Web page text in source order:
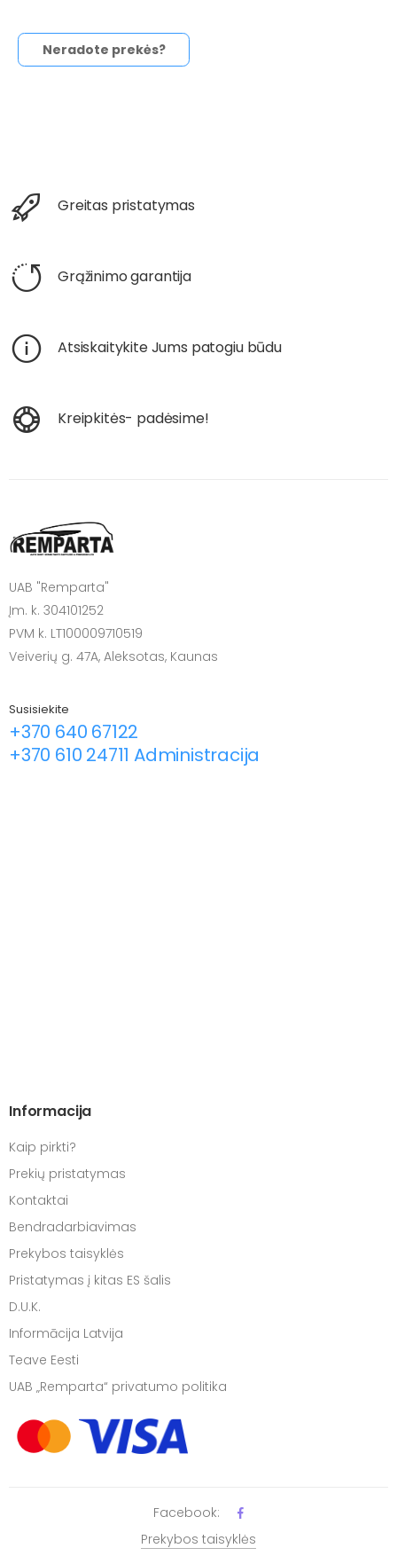
Neradote prekės?
Greitas pristatymas
Grąžinimo garantija
Atsiskaitykite Jums patogiu būdu
Kreipkitės- padėsime!
UAB "Remparta"
Įm. k. 304101252
PVM k. LT100009710519
Veiverių g. 47A, Aleksotas, Kaunas
Susisiekite
+370 640 67122
+370 610 24711 Administracija
Informacija
Kaip pirkti?
Prekių pristatymas
Kontaktai
Bendradarbiavimas
Prekybos taisyklės
Pristatymas į kitas ES šalis
D.U.K.
Informācija Latvija
Teave Eesti
UAB „Remparta“ privatumo politika
Prekybos taisyklės
Facebook: